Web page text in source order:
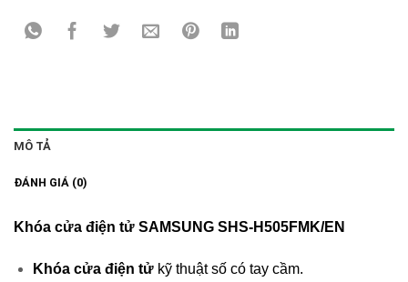
MÔ TẢ
ĐÁNH GIÁ (0)
Khóa cửa điện tử SAMSUNG SHS-H505FMK/EN
Khóa cửa điện tửkỹ thuật số có tay cầm.